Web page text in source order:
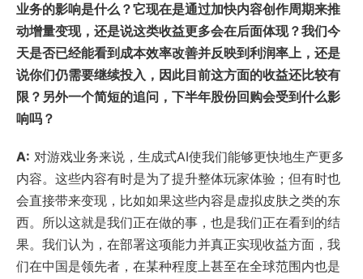
业务的影响是什么？它现在是通过加快内容创作周期来推
动增量变现，还是说这类收益更多会在后面体现？我们今
天是否已经能看到成本效率改善并反映到利润率上，还是
说你们仍需要继续投入，因此目前这方面的收益还比较有
限？另外一个简短的追问，下半年股份回购会受到什么影
响吗？
A: 对游戏业务来说，生成式AI使我们能够更快地生产更多
内容。这些内容有时是为了提升整体玩家体验；但有时也
会直接带来变现，比如如果这些内容是虚拟皮肤之类的东
西。所以这就是我们正在做的事，也是我们正在看到的结
果。我们认为，在部署这项能力并真正实现收益方面，我
们在中国是领先者，在某种程度上甚至在全球范围内也是